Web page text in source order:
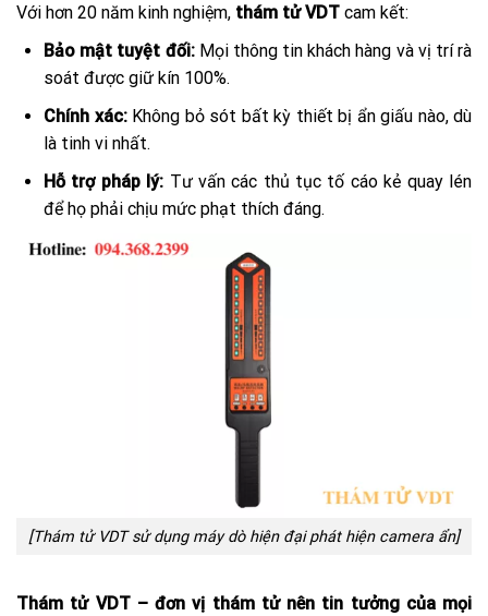
Với hơn 20 năm kinh nghiệm, thám tử VDT cam kết:
Bảo mật tuyệt đối:Mọi thông tin khách hàng và vị trí rà
soát được giữ kín 100%.
Chính xác:Không bỏ sót bất kỳ thiết bị ẩn giấu nào, dù
là tinh vi nhất.
Hỗ trợ pháp lý: Tư vấn các thủ tục tố cáo kẻ quay lén
để họ phải chịu mức phạt thích đáng.
[Thám tử VDT sử dụng máy dò hiện đại phát hiện camera ẩn]
Thám tử VDT – đơn vị thám tử nên tin tưởng của mọi